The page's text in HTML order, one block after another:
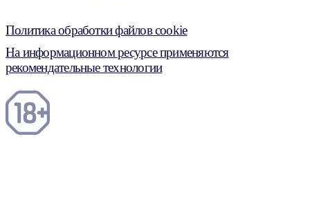
Политика обработки файлов cookie
На информационном ресурсе применяются
рекомендательные технологии